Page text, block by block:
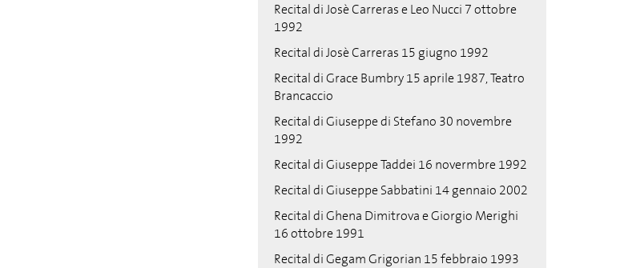
Recital di Josè Carreras e Leo Nucci 7 ottobre
1992
Recital di Josè Carreras 15 giugno 1992
Recital di Grace Bumbry 15 aprile 1987, Teatro
Brancaccio
Recital di Giuseppe di Stefano 30 novembre
1992
Recital di Giuseppe Taddei 16 novermbre 1992
Recital di Giuseppe Sabbatini 14 gennaio 2002
Recital di Ghena Dimitrova e Giorgio Merighi
16 ottobre 1991
Recital di Gegam Grigorian 15 febbraio 1993